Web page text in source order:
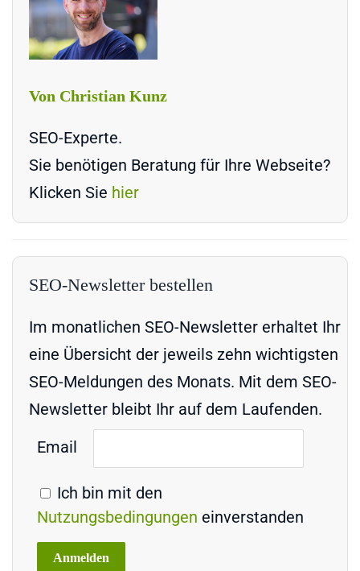
Von Christian Kunz
SEO-Experte.
Sie benötigen Beratung für Ihre Webseite?
Klicken Sie hier
SEO-Newsletter bestellen
Im monatlichen SEO-Newsletter erhaltet Ihr
eine Übersicht der jeweils zehn wichtigsten
SEO-Meldungen des Monats. Mit dem SEO-
Newsletter bleibt Ihr auf dem Laufenden.
Email
Ich bin mit den
Nutzungsbedingungen einverstanden